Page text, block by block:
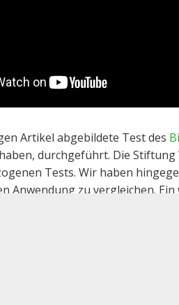
Artikel abgebildete Test des
durchgeführt. Die
Tests. Wir haben
Anwendung zu vergleichen.